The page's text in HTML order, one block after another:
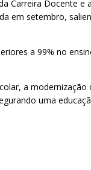
Carreira Docente e
em setembro,
a 99% no
a
uma